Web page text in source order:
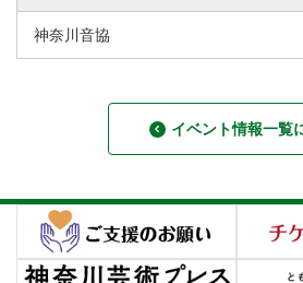
神奈川音協
イベント情報一覧